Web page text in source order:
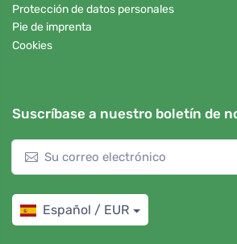
Protección de datos personales
Pie de imprenta
Cookies
Suscríbase a nuestro boletín de
Español / EUR